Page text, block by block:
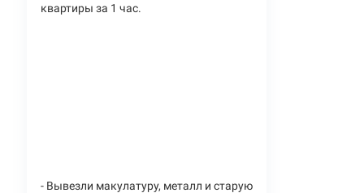
квартиры за 1 час.
- Вывезли макулатуру, металл и старую